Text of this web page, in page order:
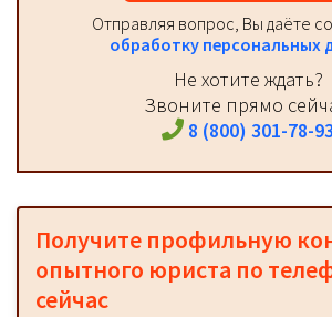
Отправляя вопрос, Вы даёте
обработку персональных
Не хотите ждать?
Звоните прямо
8 (800) 301-78-93
Получите профильную
опытного юриста по
сейчас